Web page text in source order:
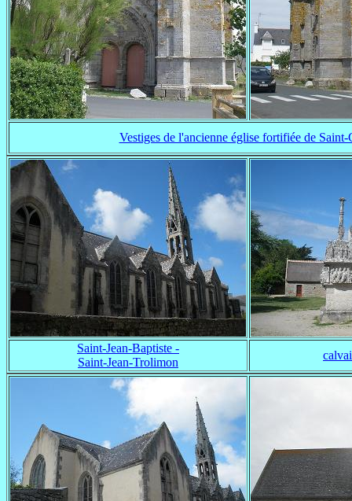
Vestiges de l'ancienne église fortifiée de
Saint-Jean-Baptiste -
Saint-Jean-Trolimon